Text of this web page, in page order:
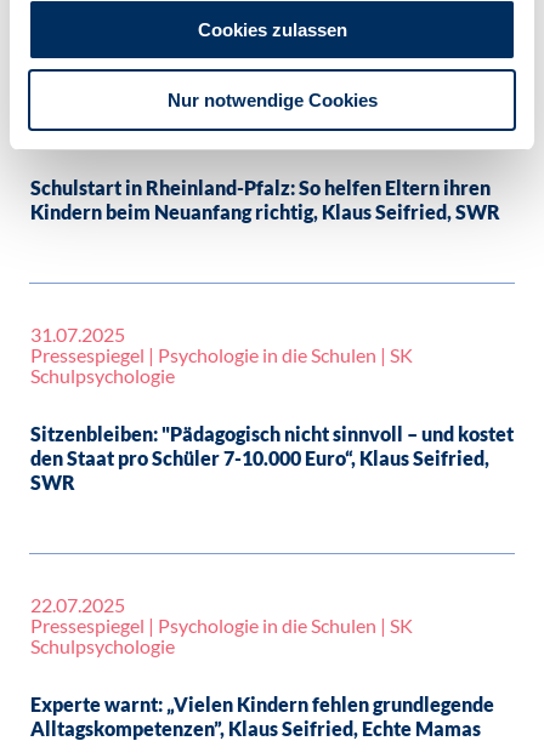
Cookies zulassen
Nur notwendige Cookies
Pressespiegel | Psychologie in die Schulen | SK
Schulpsychologie
Schulstart in Rheinland-Pfalz: So helfen Eltern ihren
Kindern beim Neuanfang richtig, Klaus Seifried, SWR
31.07.2025
Pressespiegel | Psychologie in die Schulen | SK
Schulpsychologie
Sitzenbleiben: "Pädagogisch nicht sinnvoll – und kostet
den Staat pro Schüler 7-10.000 Euro“, Klaus Seifried,
SWR
22.07.2025
Pressespiegel | Psychologie in die Schulen | SK
Schulpsychologie
Experte warnt: „Vielen Kindern fehlen grundlegende
Alltagskompetenzen”, Klaus Seifried, Echte Mamas